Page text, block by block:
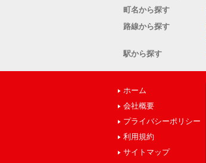
町名から探す
路線から探す
駅から探す
ホーム
会社概要
プライバシーポリシー
利用規約
サイトマップ